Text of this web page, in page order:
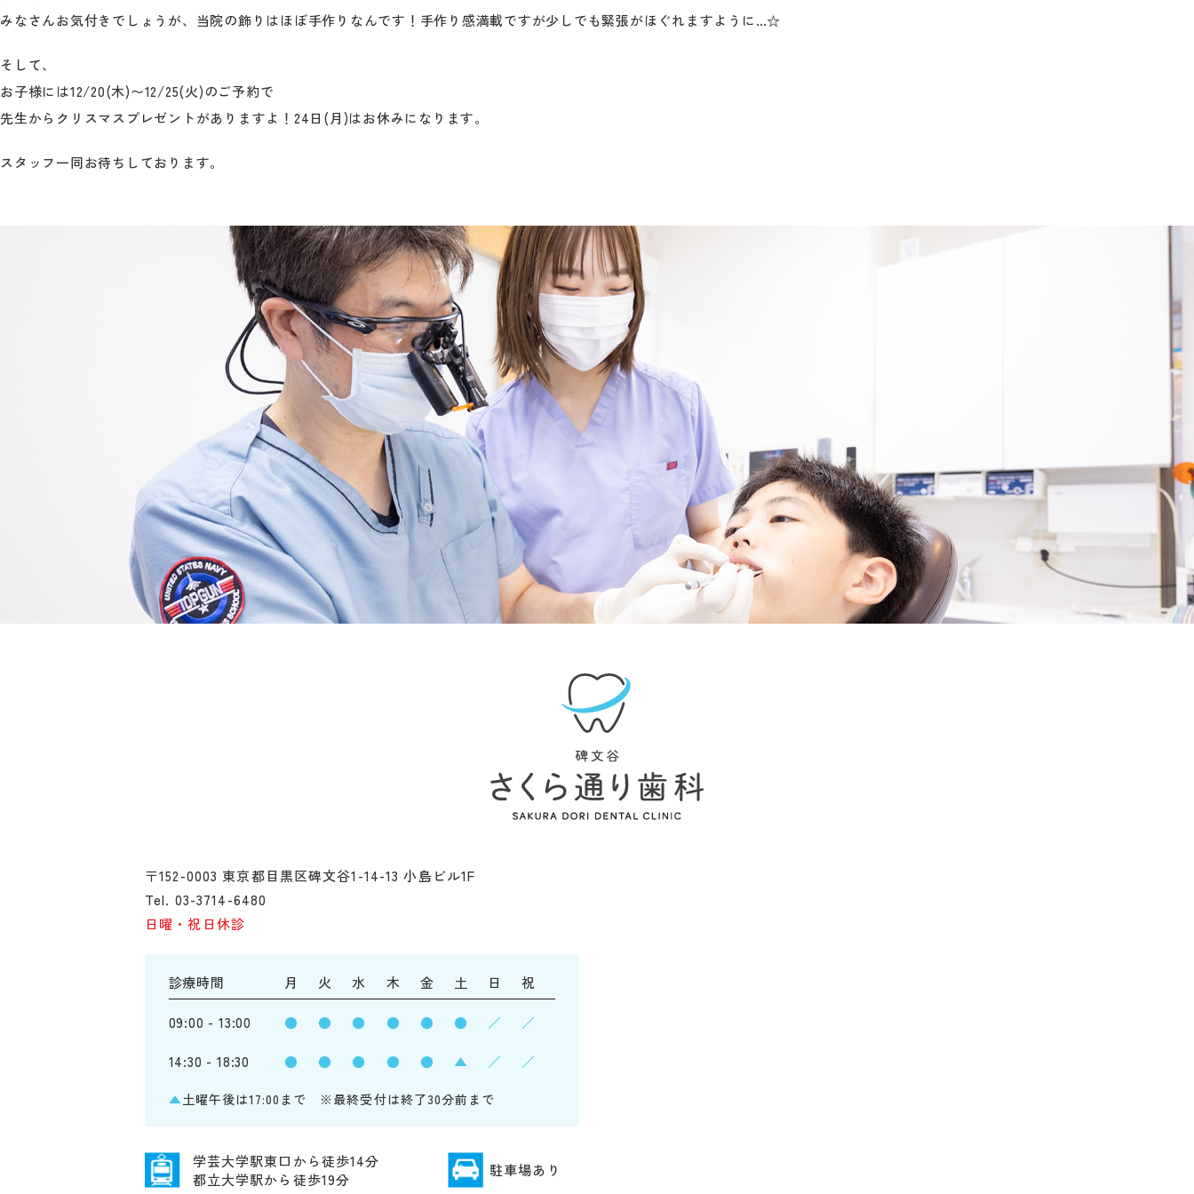
みなさんお気付きでしょうが、当院の飾りはほぼ手作りなんです！手作り感満載ですが少しでも緊張がほぐれますように…☆
そして、
お子様には12/20(木)〜12/25(火)のご予約で
先生からクリスマスプレゼントがありますよ！24日(月)はお休みになります。
スタッフ一同お待ちしております。
〒152-0003 東京都目黒区碑文谷1-14-13 小島ビル1F
Tel. 03-3714-6480
日曜・祝日休診
診療時間 月 火 水 木 金 土 日 祝
09:00 - 13:00 ● ● ● ● ● ● ／ ／
14:30 - 18:30 ● ● ● ● ● ▲ ／ ／
▲土曜午後は17:00まで ※最終受付は終了30分前まで
学芸大学駅東口から徒歩14分
都立大学駅から徒歩19分
駐車場あり